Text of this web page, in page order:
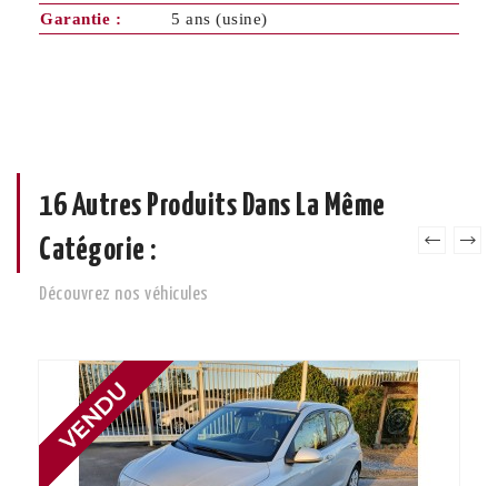
Garantie :
5 ans (usine)
16 Autres Produits Dans La Même
Catégorie :
Découvrez nos véhicules